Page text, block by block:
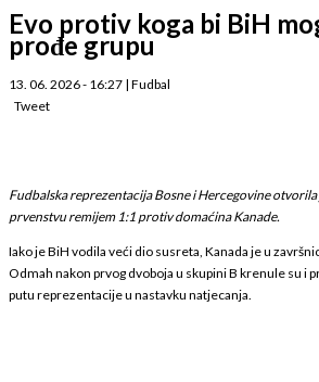
Evo protiv koga bi BiH
prođe grupu
13. 06. 2026 - 16:27 | Fudbal
Tweet
Fudbalska reprezentacija Bosne i Hercegovine otvorila
prvenstvu remijem 1:1 protiv domaćina Kanade.
Iako je BiH vodila veći dio susreta, Kanada je u
Odmah nakon prvog dvoboja u skupini B krenule su i
putu reprezentacije u nastavku natjecanja.